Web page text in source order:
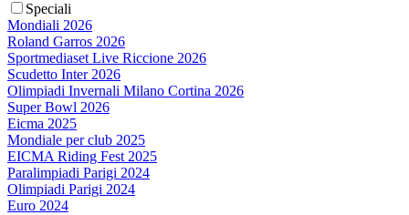
Speciali
Mondiali 2026
Roland Garros 2026
Sportmediaset Live Riccione 2026
Scudetto Inter 2026
Olimpiadi Invernali Milano Cortina 2026
Super Bowl 2026
Eicma 2025
Mondiale per club 2025
EICMA Riding Fest 2025
Paralimpiadi Parigi 2024
Olimpiadi Parigi 2024
Euro 2024